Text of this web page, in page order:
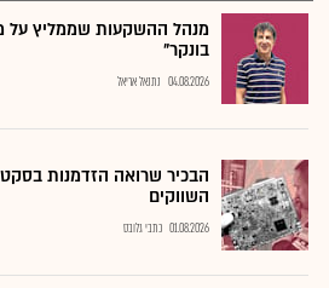
מנהל ההשקעות שממליץ על
בונקר"
04.08.2026 נתנאל אריאל
הבכיר שרואה הזדמנות
השווקים
01.08.2026 כתבי גלובס